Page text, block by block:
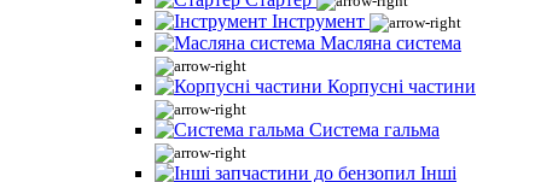
Інструмент
Масляна система
Корпусні частини
Система гальма
Інші